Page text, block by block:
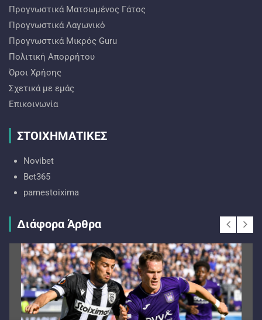
Προγνωστικά Ματσωμένος Γάτος
Προγνωστικά Λαγωνικό
Προγνωστικά Mικρός Guru
Πολιτική Απορρήτου
Όροι Χρήσης
Σχετικά με εμάς
Επικοινωνία
ΣΤΟΙΧΗΜΑΤΙΚΕΣ
Novibet
Bet365
pamestoixima
Διάφορα Άρθρα